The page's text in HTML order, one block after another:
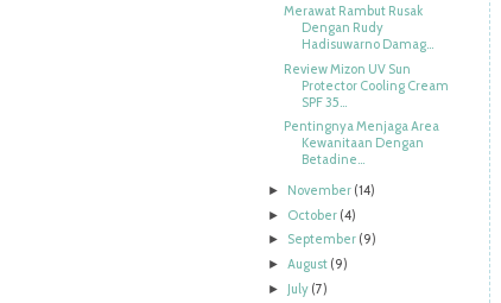
Merawat Rambut Rusak
Dengan Rudy
Hadisuwarno Damag...
Review Mizon UV Sun
Protector Cooling Cream
SPF 35...
Pentingnya Menjaga Area
Kewanitaan Dengan
Betadine...
► November (14)
► October (4)
► September (9)
► August (9)
► July (7)